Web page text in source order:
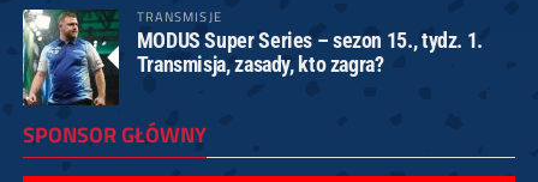
TRANSMISJE
MODUS Super Series – sezon 15., tydz. 1.
Transmisja, zasady, kto zagra?
SPONSOR GŁÓWNY